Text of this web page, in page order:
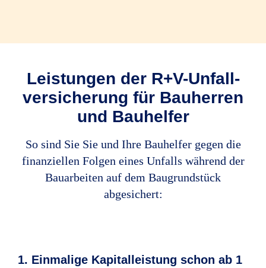
Leistungen der R+V-Unfall­
versicherung für Bau­herren
und Bauhelfer
So sind Sie Sie und Ihre Bauhelfer gegen die
finanziellen Folgen eines Unfalls während der
Bauarbeiten auf dem Baugrundstück
abgesichert:
1. Einmalige Kapitalleistung schon ab 1